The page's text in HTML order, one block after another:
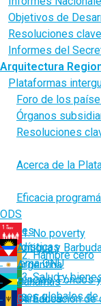
Objetivos de
Resoluciones
Informes del
Arquitectura
Plataformas
Foro de los
Órganos
Resoluciones
Acerca de la
Eficacia
ODS
1. No poverty
2. Hambre cero
3. Salud y
4. Educación de
Países
Antigua y
Argentina
Bahamas
Barbados
Estadísticas
Sistema ONU
Agencias, Fondos
Bases globales